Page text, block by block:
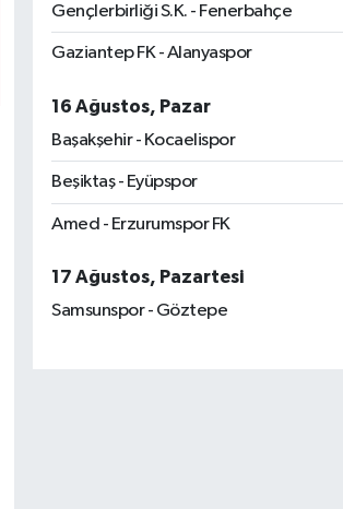
Gençlerbirliği S.K. - Fenerbahçe
Gaziantep FK - Alanyaspor
16 Ağustos, Pazar
Başakşehir - Kocaelispor
Beşiktaş - Eyüpspor
Amed - Erzurumspor FK
17 Ağustos, Pazartesi
Samsunspor - Göztepe